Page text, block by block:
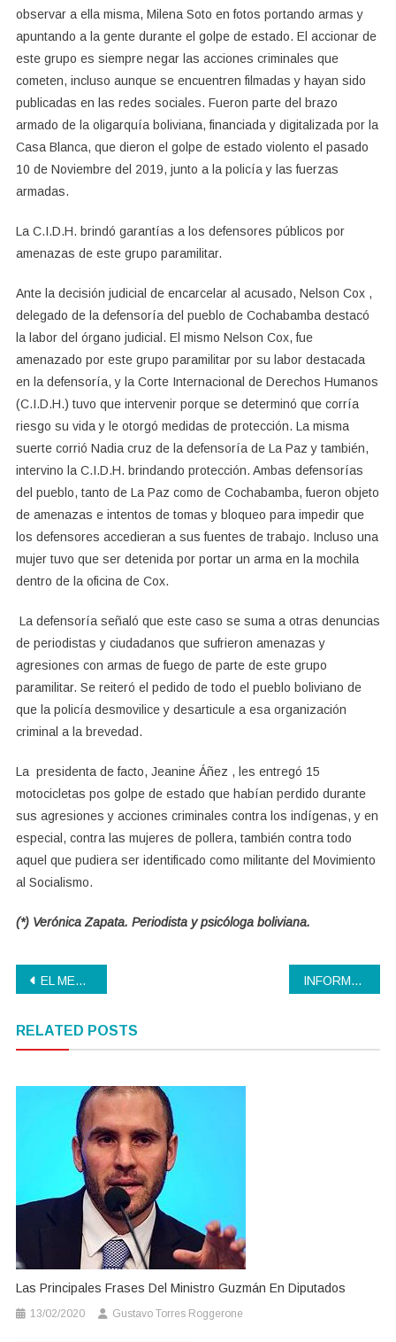
observar a ella misma, Milena Soto en fotos portando armas y
apuntando a la gente durante el golpe de estado. El accionar de
este grupo es siempre negar las acciones criminales que
cometen, incluso aunque se encuentren filmadas y hayan sido
publicadas en las redes sociales. Fueron parte del brazo
armado de la oligarquía boliviana, financiada y digitalizada por la
Casa Blanca, que dieron el golpe de estado violento el pasado
10 de Noviembre del 2019, junto a la policía y las fuerzas
armadas.
La C.I.D.H. brindó garantías a los defensores públicos por
amenazas de este grupo paramilitar.
Ante la decisión judicial de encarcelar al acusado, Nelson Cox ,
delegado de la defensoría del pueblo de Cochabamba destacó
la labor del órgano judicial. El mismo Nelson Cox, fue
amenazado por este grupo paramilitar por su labor destacada
en la defensoría, y la Corte Internacional de Derechos Humanos
(C.I.D.H.) tuvo que intervenir porque se determinó que corría
riesgo su vida y le otorgó medidas de protección. La misma
suerte corrió Nadia cruz de la defensoría de La Paz y también,
intervino la C.I.D.H. brindando protección. Ambas defensorías
del pueblo, tanto de La Paz como de Cochabamba, fueron objeto
de amenazas e intentos de tomas y bloqueo para impedir que
los defensores accedieran a sus fuentes de trabajo. Incluso una
mujer tuvo que ser detenida por portar un arma en la mochila
dentro de la oficina de Cox.
La defensoría señaló que este caso se suma a otras denuncias
de periodistas y ciudadanos que sufrieron amenazas y
agresiones con armas de fuego de parte de este grupo
paramilitar. Se reiteró el pedido de todo el pueblo boliviano de
que la policía desmovilice y desarticule a esa organización
criminal a la brevedad.
La presidenta de facto, Jeanine Áñez , les entregó 15
motocicletas pos golpe de estado que habían perdido durante
sus agresiones y acciones criminales contra los indígenas, y en
especial, contra las mujeres de pollera, también contra todo
aquel que pudiera ser identificado como militante del Movimiento
al Socialismo.
(*) Verónica Zapata. Periodista y psicóloga boliviana.
Navegación
entradas
EL MEDIO VASO, depende como lo mires¡ INFORME DE COYUNTURA ECONOMICA
RELATED POSTS
Las Principales Frases Del Ministro Guzmán En Diputados
13/02/2020 Gustavo Torres Roggerone